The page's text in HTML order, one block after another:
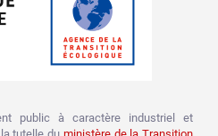
public à caractère industriel et